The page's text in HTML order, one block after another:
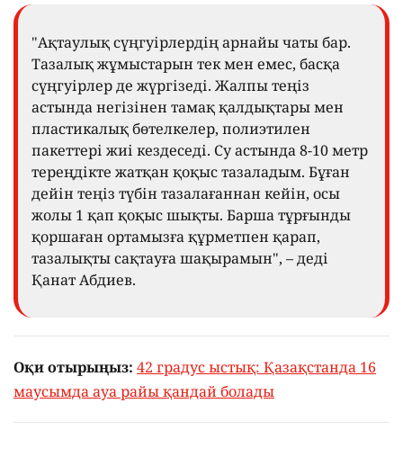
"Ақтаулық сүңгуірлердің арнайы чаты бар.
Тазалық жұмыстарын тек мен емес, басқа
сүңгуірлер де жүргізеді. Жалпы теңіз
астында негізінен тамақ қалдықтары мен
пластикалық бөтелкелер, полиэтилен
пакеттері жиі кездеседі. Су астында 8-10 метр
тереңдікте жатқан қоқыс тазаладым. Бұған
дейін теңіз түбін тазалағаннан кейін, осы
жолы 1 қап қоқыс шықты. Барша тұрғынды
қоршаған ортамызға құрметпен қарап,
тазалықты сақтауға шақырамын", – деді
Қанат Абдиев.
Оқи отырыңыз: 42 градус ыстық: Қазақстанда 16
маусымда ауа райы қандай болады